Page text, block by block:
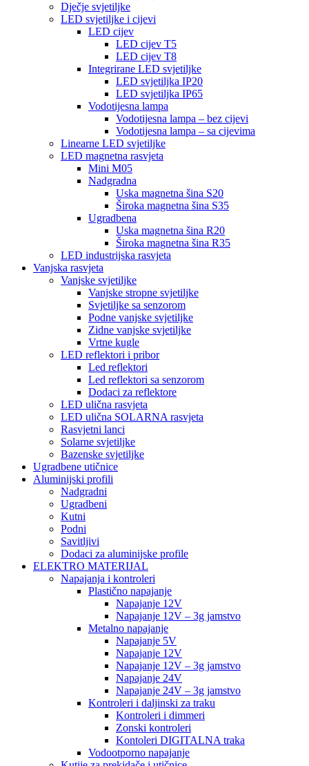
Dječje svjetiljke
LED svjetiljke i cijevi
LED cijev
LED cijev T5
LED cijev T8
Integrirane LED svjetiljke
LED svjetiljka IP20
LED svjetiljka IP65
Vodotijesna lampa
Vodotijesna lampa – bez cijevi
Vodotijesna lampa – sa cijevima
Linearne LED svjetiljke
LED magnetna rasvjeta
Mini M05
Nadgradna
Uska magnetna šina S20
Široka magnetna šina S35
Ugradbena
Uska magnetna šina R20
Široka magnetna šina R35
LED industrijska rasvjeta
Vanjska rasvjeta
Vanjske svjetiljke
Vanjske stropne svjetiljke
Svjetiljke sa senzorom
Podne vanjske svjetiljke
Zidne vanjske svjetiljke
Vrtne kugle
LED reflektori i pribor
Led reflektori
Led reflektori sa senzorom
Dodaci za reflektore
LED ulična rasvjeta
LED ulična SOLARNA rasvjeta
Rasvjetni lanci
Solarne svjetiljke
Bazenske svjetiljke
Ugradbene utičnice
Aluminijski profili
Nadgradni
Ugradbeni
Kutni
Podni
Savitljivi
Dodaci za aluminijske profile
ELEKTRO MATERIJAL
Napajanja i kontroleri
Plastično napajanje
Napajanje 12V
Napajanje 12V – 3g jamstvo
Metalno napajanje
Napajanje 5V
Napajanje 12V
Napajanje 12V – 3g jamstvo
Napajanje 24V
Napajanje 24V – 3g jamstvo
Kontroleri i daljinski za traku
Kontroleri i dimmeri
Zonski kontroleri
Kontoleri DIGITALNA traka
Vodootporno napajanje